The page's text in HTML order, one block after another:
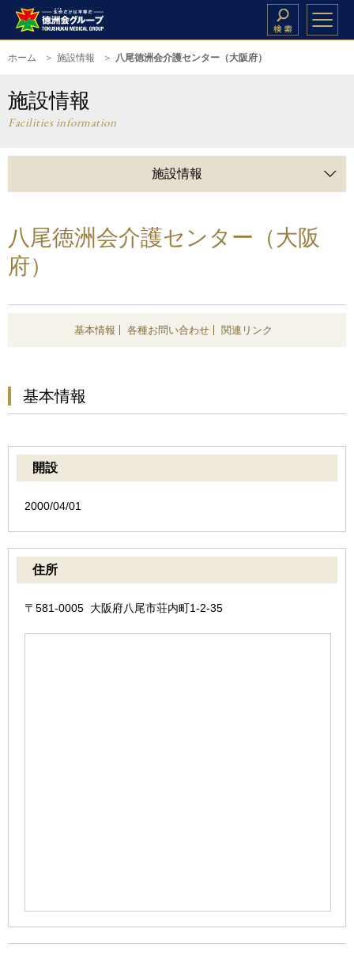
ホーム 施設情報 八尾徳洲会介護センター（大阪府）
施設情報
Facilities information
施設情報
八尾徳洲会介護センター（大阪
府）
基本情報 各種お問い合わせ 関連リンク
基本情報
開設
2000/04/01
住所
〒581-0005 大阪府八尾市荘内町1-2-35